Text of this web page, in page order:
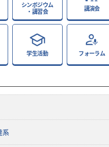
シンポジウム
・講習会
講演会
学生活動 フォーラム
系